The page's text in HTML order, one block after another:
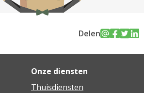
Delen
Onze diensten
Thuisdiensten